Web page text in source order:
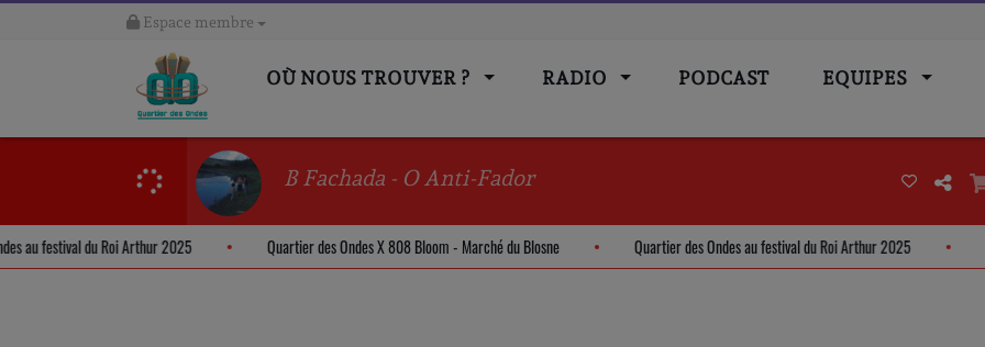
Espace membre
OÙ NOUS TROUVER ? RADIO PODCAST EQUIPES
B Fachada - O Anti-Fador
Ondes au festival du Roi Arthur 2025 Quartier des Ondes X 808 Bloom - Marché du Blosne Quartier des Ondes au festival du Roi Arthur 2025